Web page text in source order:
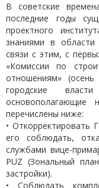
В советские
последние годы
проектного
знаниями в области
связи с этим, с
«Комиссии по
отношениям»
городские
основополагающие
перечислены ниже:
• Откорректировать
его соблюдать,
службами вице-
PUZ (Зональный
застройки).
• Соблюдать